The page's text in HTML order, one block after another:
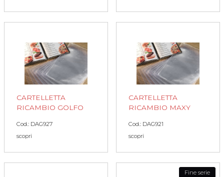
CARTELLETTA
RICAMBIO GOLFO
Cod.: DAG927
scopri
CARTELLETTA
RICAMBIO MAXY
Cod.: DAG921
scopri
Fine serie